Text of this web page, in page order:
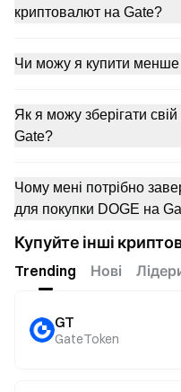
криптовалют на Gate?
Чи можу я купити менше
Як я можу зберігати
Gate?
Чому мені потрібно
для покупки DOGE на
Купуйте інші
Trending Нові
GT
GateToken